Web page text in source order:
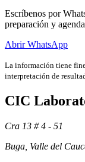
Exámenes
Escríbenos por
preparación y
Abrir WhatsApp
La información tiene
interpretación de
CIC
Cra 13 # 4 - 51
Buga, Valle del